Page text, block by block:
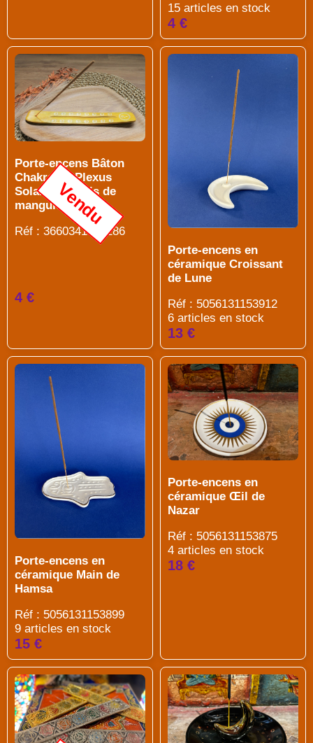
15 articles en stock
4 €
Porte-encens Bâton
Chakra du Plexus
Solaire en Bois de
manguier
Réf : 3660341696286
Vendu
4 €
Porte-encens en
céramique Croissant
de Lune
Réf : 5056131153912
6 articles en stock
13 €
Porte-encens en
céramique Main de
Hamsa
Réf : 5056131153899
9 articles en stock
15 €
Porte-encens en
céramique Œil de
Nazar
Réf : 5056131153875
4 articles en stock
18 €